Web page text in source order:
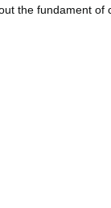
the fundament of